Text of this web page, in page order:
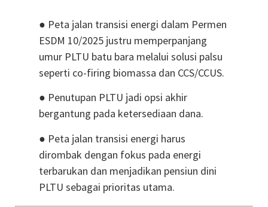
● Peta jalan transisi energi dalam Permen
ESDM 10/2025 justru memperpanjang
umur PLTU batu bara melalui solusi palsu
seperti co-firing biomassa dan CCS/CCUS.
● Penutupan PLTU jadi opsi akhir
bergantung pada ketersediaan dana.
● Peta jalan transisi energi harus
dirombak dengan fokus pada energi
terbarukan dan menjadikan pensiun dini
PLTU sebagai prioritas utama.